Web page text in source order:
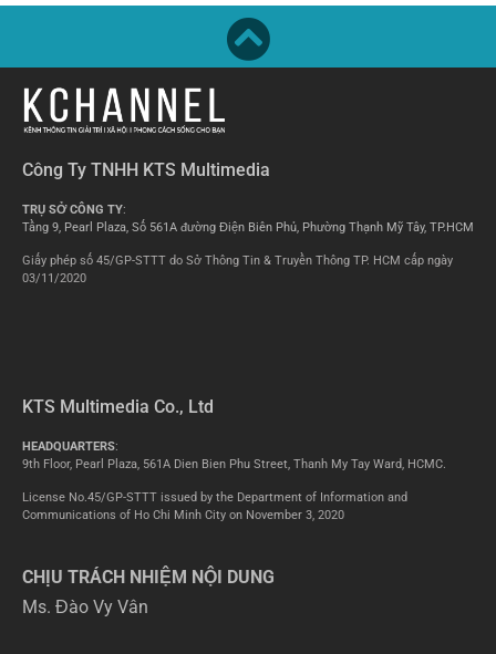
Công Ty TNHH KTS Multimedia
TRỤ SỞ CÔNG TY:
Tầng 9, Pearl Plaza, Số 561A đường Điện Biên Phủ, Phường Thạnh Mỹ Tây, TP.HCM
Giấy phép số 45/GP-STTT do Sở Thông Tin & Truyền Thông TP. HCM cấp ngày
03/11/2020
KTS Multimedia Co., Ltd
HEADQUARTERS:
9th Floor, Pearl Plaza, 561A Dien Bien Phu Street, Thanh My Tay Ward, HCMC.
License No.45/GP-STTT issued by the Department of Information and
Communications of Ho Chi Minh City on November 3, 2020
CHỊU TRÁCH NHIỆM NỘI DUNG
Ms. Đào Vy Vân